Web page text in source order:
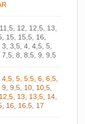
12, 12,5, 13,
15, 15,5, 16,
3,5, 4, 4,5, 5,
8, 8,5, 9, 9,5
4,5,5,5,5,6,6,5,
9,9,5, 10, 10,5,
12,5, 13, 13,5, 14,
, 16, 16,5, 17